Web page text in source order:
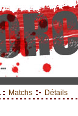
Matchs Détails